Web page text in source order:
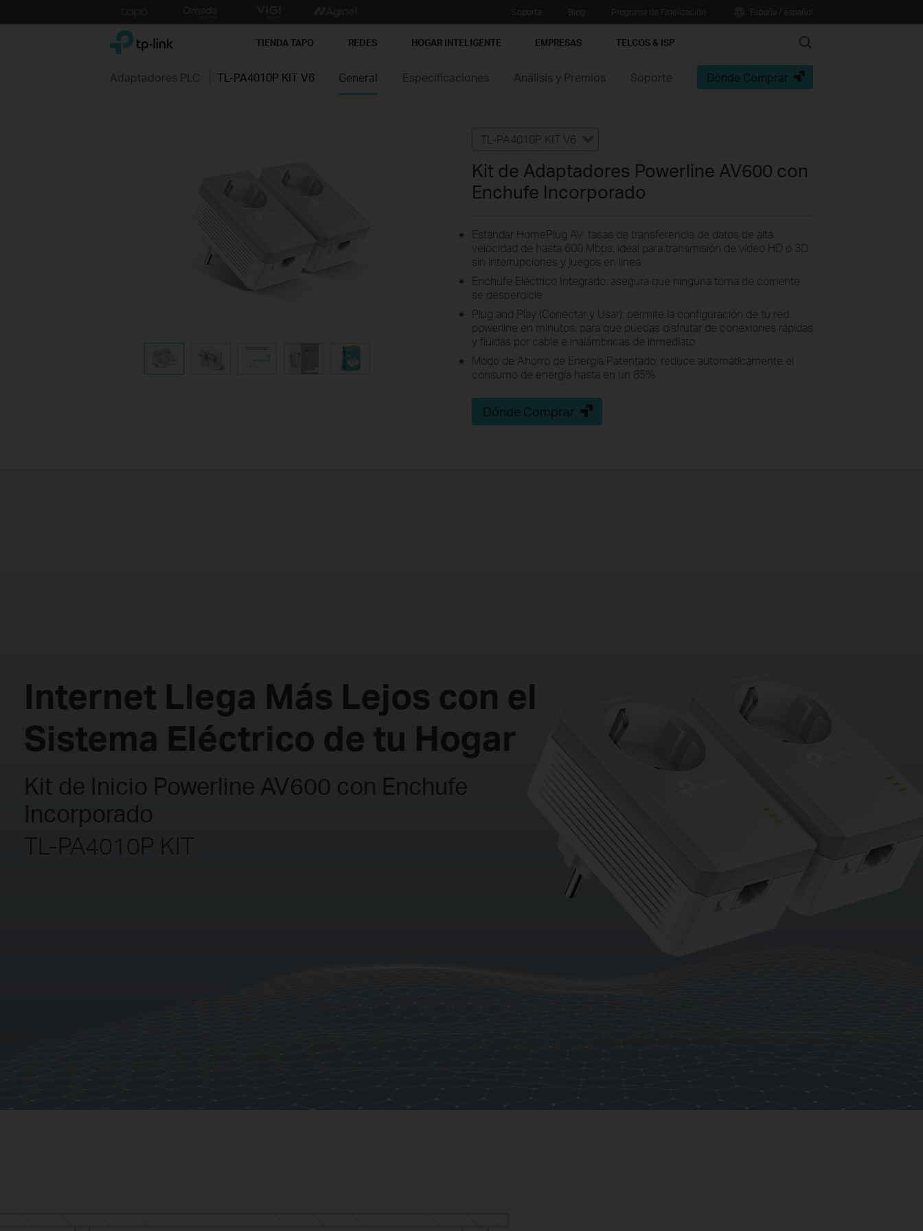
to
TP-Link, Reliably Smart TIENDA TAPO REDES HOGAR INTELIGENTE EMPRESAS TELCOS & ISP Search
Adaptadores PLC TL-PA4010P KIT V6 General Especificaciones Análisis y Premios Soporte Dónde Comprar
TL-PA4010P KIT V6
Kit de Adaptadores Powerline AV600 con
Enchufe Incorporado
Estándar HomePlug AV: tasas de transferencia de datos de alta
velocidad de hasta 600 Mbps, ideal para transmisión de vídeo HD o 3D
sin interrupciones y juegos en línea
Enchufe Eléctrico Integrado: asegura que ninguna toma de corriente
se desperdicie
Plug and Play (Conectar y Usar): permite la configuración de tu red
powerline en minutos, para que puedas disfrutar de conexiones rápidas
y fluidas por cable e inalámbricas de inmediato
Modo de Ahorro de Energía Patentado: reduce automáticamente el
consumo de energía hasta en un 85%
Dónde Comprar
Internet Llega Más Lejos con el
Sistema Eléctrico de tu Hogar
Kit de Inicio Powerline AV600 con Enchufe
Incorporado
TL-PA4010P KIT